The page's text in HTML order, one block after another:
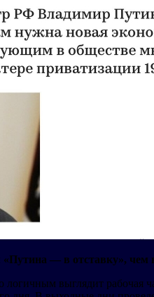
— в отставку», чем
логичным выглядит